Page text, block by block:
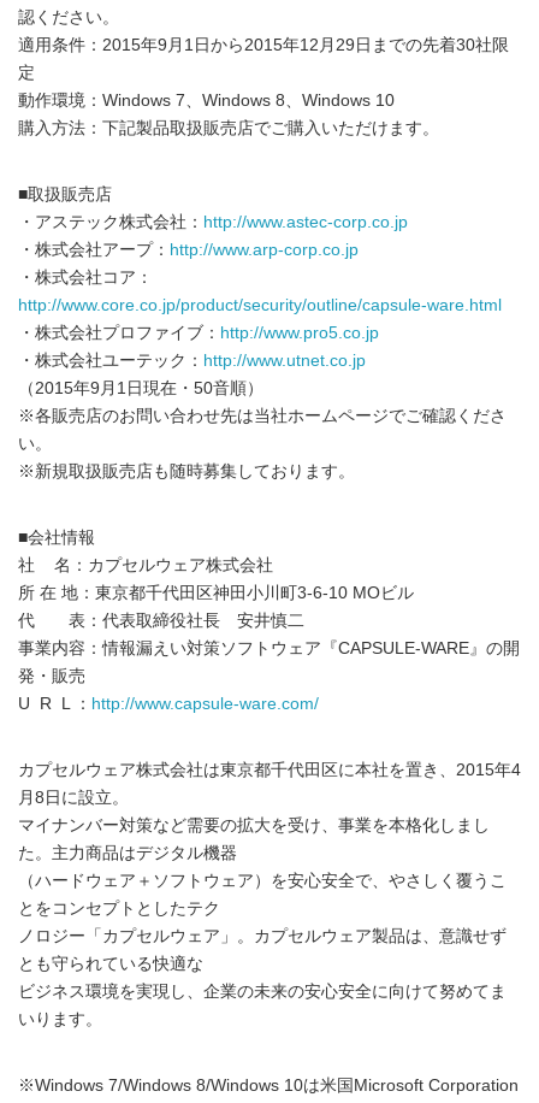
認ください。
適用条件：2015年9月1日から2015年12月29日までの先着30社限
定
動作環境：Windows 7、Windows 8、Windows 10
購入方法：下記製品取扱販売店でご購入いただけます。
■取扱販売店
・アステック株式会社： http://www.astec-corp.co.jp
・株式会社アープ： http://www.arp-corp.co.jp
・株式会社コア：
http://www.core.co.jp/product/security/outline/capsule-ware.html
・株式会社プロファイブ： http://www.pro5.co.jp
・株式会社ユーテック： http://www.utnet.co.jp
（2015年9月1日現在・50音順）
※各販売店のお問い合わせ先は当社ホームページでご確認くださ
い。
※新規取扱販売店も随時募集しております。
■会社情報
社 名：カプセルウェア株式会社
所 在 地：東京都千代田区神田小川町3-6-10 MOビル
代 表：代表取締役社長 安井慎二
事業内容：情報漏えい対策ソフトウェア『CAPSULE-WARE』の開
発・販売
U R L ： http://www.capsule-ware.com/
カプセルウェア株式会社は東京都千代田区に本社を置き、2015年4
月8日に設立。
マイナンバー対策など需要の拡大を受け、事業を本格化しまし
た。主力商品はデジタル機器
（ハードウェア＋ソフトウェア）を安心安全で、やさしく覆うこ
とをコンセプトとしたテク
ノロジー「カプセルウェア」。カプセルウェア製品は、意識せず
とも守られている快適な
ビジネス環境を実現し、企業の未来の安心安全に向けて努めてま
いります。
※Windows 7/Windows 8/Windows 10は米国Microsoft Corporation